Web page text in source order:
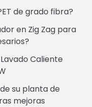
de grado fibra?
en Zig Zag para
Caliente
su planta de
mejoras